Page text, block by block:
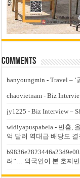
Comments
hanyoungmin -Travel –
chaovietnam -Biz
jy1225 -Biz Interview –
widiyapuspabela - 빈홈,
억 달러 역대급 배당도 결
려”… 외국인이 본 호찌민